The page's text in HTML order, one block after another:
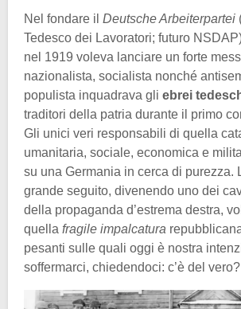
Nel fondare il Deutsche Arbeiterpartei
Tedesco dei Lavoratori; futuro
nel 1919 voleva lanciare un forte
nazionalista, socialista nonché
populista inquadrava gli ebrei
traditori della patria durante il primo
Gli unici veri responsabili di quella
umanitaria, sociale, economica e
su una Germania in cerca di purezza.
grande seguito, divenendo uno dei
della propaganda d’estrema destra,
quella fragile impalcatura
pesanti sulle quali oggi è nostra
soffermarci, chiedendoci: c’è del vero?